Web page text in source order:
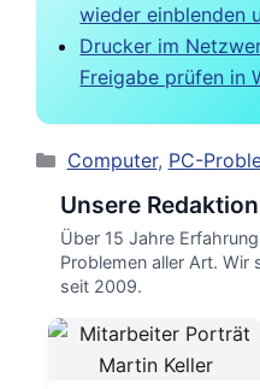
wieder einblenden
Drucker im
Freigabe prüfen in
Kategorien
Computer, PC-
Unsere
Über 15 Jahre
Problemen aller Art. Wir
seit 2009.